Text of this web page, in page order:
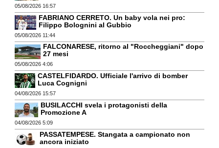
05/08/2026 16:57
FABRIANO CERRETO. Un baby vola nei pro:
Filippo Bolognini al Gubbio
05/08/2026 11:44
FALCONARESE, ritorno al "Roccheggiani" dopo
27 mesi
05/08/2026 4:06
CASTELFIDARDO. Ufficiale l'arrivo di bomber
Luca Cognigni
04/08/2026 15:57
BUSILACCHI svela i protagonisti della
Promozione A
04/08/2026 5:09
PASSATEMPESE. Stangata a campionato non
ancora iniziato